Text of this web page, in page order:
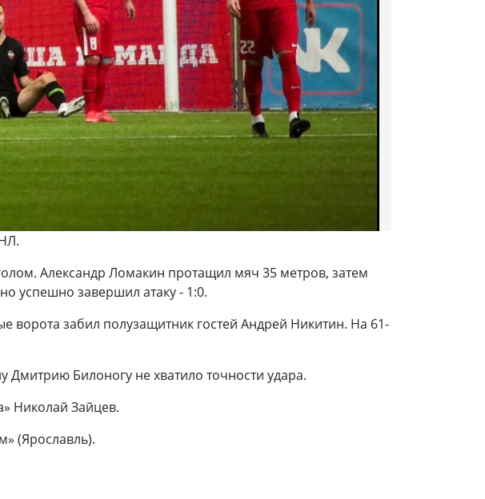
Александр Ломакин протащил мяч 35 метров, затем
успешно завершил атаку - 1:0.
ворота забил полузащитник гостей Андрей Никитин. На 61-
Билоногу не хватило точности удара.
Николай Зайцев.
(Ярославль).